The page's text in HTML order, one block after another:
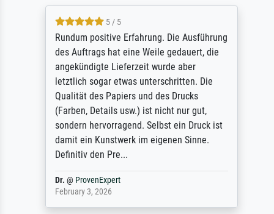
5 / 5
Rundum positive Erfahrung. Die Ausführung
des Auftrags hat eine Weile gedauert, die
angekündigte Lieferzeit wurde aber
letztlich sogar etwas unterschritten. Die
Qualität des Papiers und des Drucks
(Farben, Details usw.) ist nicht nur gut,
sondern hervorragend. Selbst ein Druck ist
damit ein Kunstwerk im eigenen Sinne.
Definitiv den Pre...
Dr.@ProvenExpert
February 3, 2026